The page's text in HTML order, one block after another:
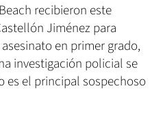
recibieron este
Jiménez para
en primer grado,
investigación policial se
es el principal sospechoso